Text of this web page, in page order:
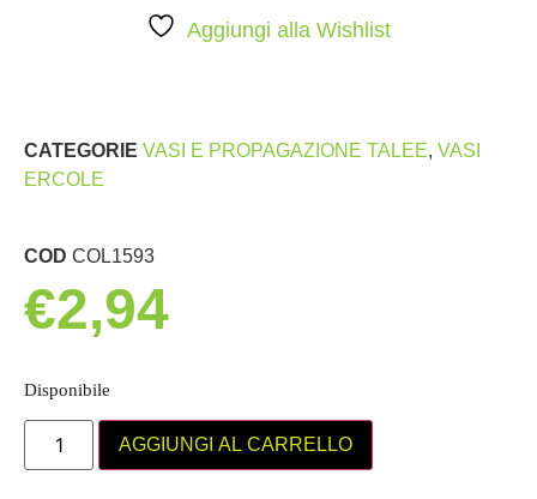
Aggiungi alla Wishlist
CATEGORIE VASI E PROPAGAZIONE TALEE, VASI
ERCOLE
COD COL1593
€2,94
Disponibile
AGGIUNGI AL CARRELLO